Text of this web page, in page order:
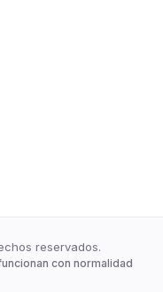
reservados.
con normalidad